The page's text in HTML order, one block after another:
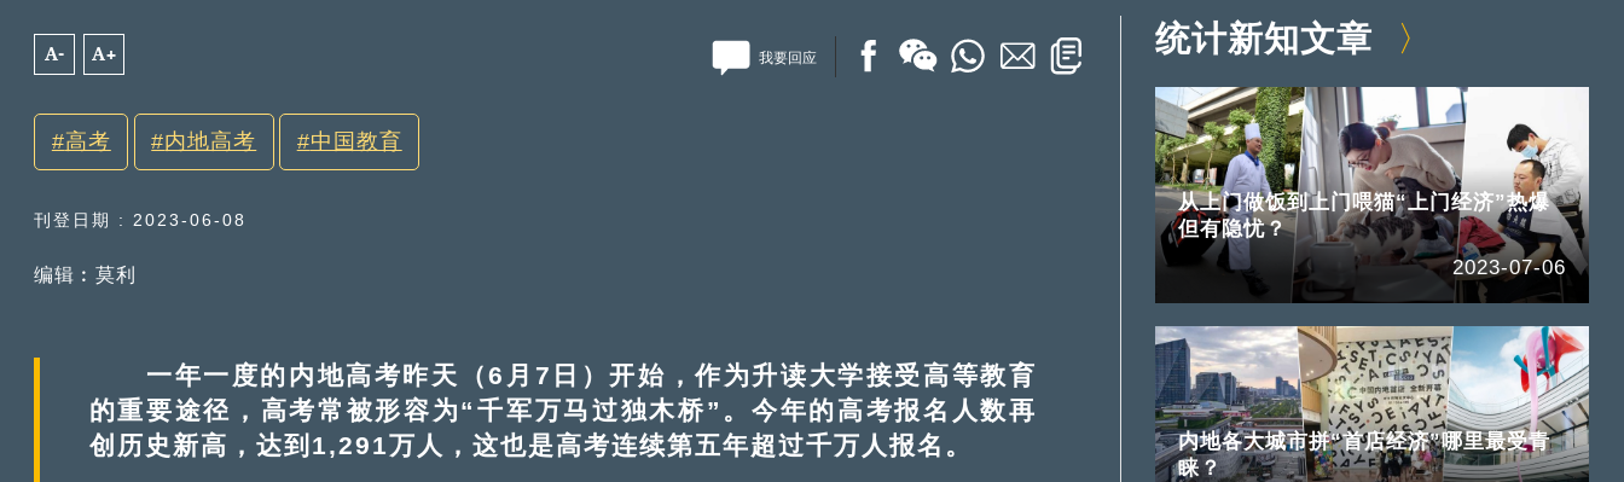
A- A+ 我要回应
高考 内地高考 中国教育
刊登日期 : 2023-06-08
编辑︰莫利
一年一度的内地高考昨天（6月7日）开始，作为升读大学接受高等教育
的重要途径，高考常被形容为“千军万马过独木桥”。今年的高考报名人数再
创历史新高，达到1,291万人，这也是高考连续第五年超过千万人报名。
统计新知文章
从上门做饭到上门喂猫“上门经济”热爆
但有隐忧？
2023-07-06
内地各大城市拼“首店经济”哪里最受青
睐？